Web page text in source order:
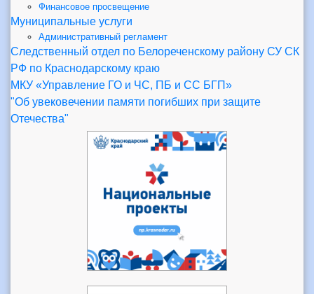
Финансовое просвещение
Муниципальные услуги
Административный регламент
Следственный отдел по Белореченскому району СУ СК
РФ по Краснодарскому краю
МКУ «Управление ГО и ЧС, ПБ и СС БГП»
"Об увековечении памяти погибших при защите
Отечества"